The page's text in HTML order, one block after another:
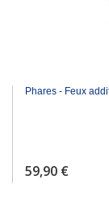
Phares - Feux
59,90 €